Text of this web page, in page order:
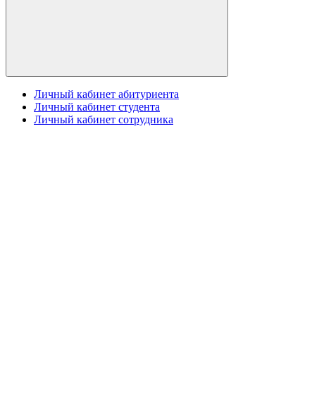
Личный кабинет абитуриента
Личный кабинет студента
Личный кабинет сотрудника